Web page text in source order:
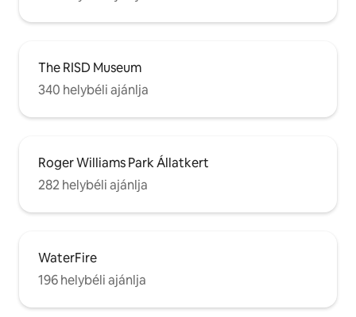
The RISD Museum
340 helybéli ajánlja
Roger Williams Park Állatkert
282 helybéli ajánlja
WaterFire
196 helybéli ajánlja